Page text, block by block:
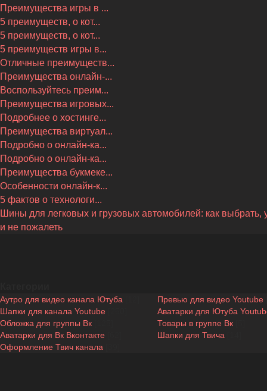
Преимущества игры в ...
5 преимуществ, о кот...
5 преимуществ, о кот...
5 преимуществ игры в...
Отличные преимуществ...
Преимущества онлайн-...
Воспользуйтесь преим...
Преимущества игровых...
Подробнее о хостинге...
Преимущества виртуал...
Подробно о онлайн-ка...
Подробно о онлайн-ка...
Преимущества букмеке...
Особенности онлайн-к...
5 фактов о технологи...
Шины для легковых и грузовых автомобилей: как выбрать,
и не пожалеть
Аутро для видео канала Ютуба Превью для видео Youtube
Шапки для канала Youtube
Аватарки для Ютуба
Обложка для группы Вк
Товары в группе Вк
Аватарки для Вк Вконтакте
Шапки для Твича
Оформление Твич канала